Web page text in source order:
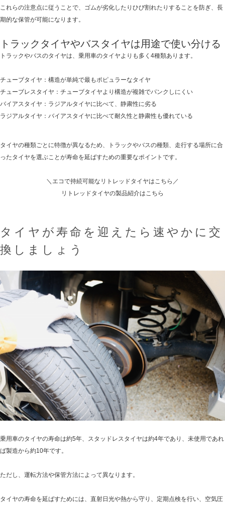
これらの注意点に従うことで、ゴムが劣化したりひび割れたりすることを防ぎ、長
期的な保管が可能になります。
トラックタイヤやバスタイヤは用途で使い分ける
トラックやバスのタイヤは、乗用車のタイヤよりも多く4種類あります。
チューブタイヤ： 構造が単純で最もポピュラーなタイヤ
チューブレスタイヤ： チューブタイヤより構造が複雑でパンクしにくい
バイアスタイヤ： ラジアルタイヤに比べて、静粛性に劣る
ラジアルタイヤ： バイアスタイヤに比べて耐久性と静粛性も優れている
タイヤの種類ごとに特徴が異なるため、トラックやバスの種類、走行する場所に合
ったタイヤを選ぶことが寿命を延ばすための重要なポイントです。
＼エコで持続可能なリトレッドタイヤはこちら／
リトレッドタイヤの製品紹介はこちら
タイヤが寿命を迎えたら速やかに交
換しましょう
乗用車のタイヤの寿命は約5年、スタッドレスタイヤは約4年であり、未使用であれ
ば製造から約10年です。
ただし、運転方法や保管方法によって異なります。
タイヤの寿命を延ばすためには、直射日光や熱から守り、定期点検を行い、空気圧